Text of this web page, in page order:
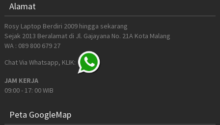
Alamat
Rosy Laptop Berdiri 2009 hingga sekarang
Sejak 2013 Beralamat di Jl. Gajayana No. 21A Kota Malang
WA : 089 800 679 27
Chat Via Whatsapp, KLIK:
JAM KERJA
09:00 - 17: 00 WIB
Peta GoogleMap